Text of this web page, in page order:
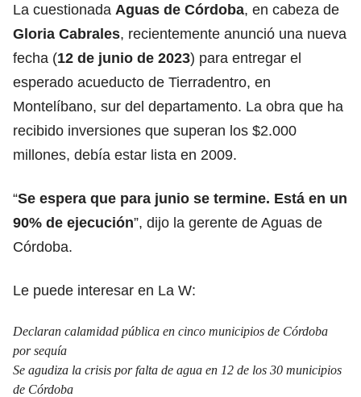
La cuestionada Aguas de Córdoba, en cabeza de
Gloria Cabrales, recientemente anunció una nueva
fecha (12 de junio de 2023) para entregar el
esperado acueducto de Tierradentro, en
Montelíbano, sur del departamento. La obra que ha
recibido inversiones que superan los $2.000
millones, debía estar lista en 2009.
“Se espera que para junio se termine. Está en un
90% de ejecución”, dijo la gerente de Aguas de
Córdoba.
Le puede interesar en La W:
Declaran calamidad pública en cinco municipios de Córdoba
por sequía
Se agudiza la crisis por falta de agua en 12 de los 30 municipios
de Córdoba